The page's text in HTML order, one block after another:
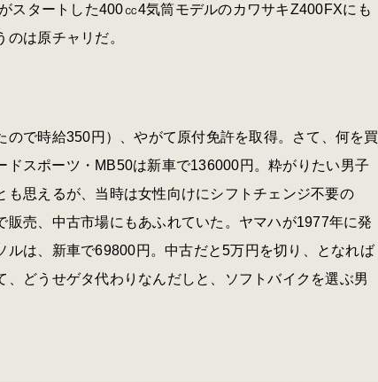
スタートした400㏄4気筒モデルのカワサキZ400FXにも
は原チャリだ。
で時給350円）、やがて原付免許を取得。さて、何を買
スポーツ・MB50は新車で136000円。粋がりたい男子
思えるが、当時は女性向けにシフトチェンジ不要の
販売、中古市場にもあふれていた。ヤマハが1977年に発
は、新車で69800円。中古だと5万円を切り、となれば
どうせゲタ代わりなんだしと、ソフトバイクを選ぶ男